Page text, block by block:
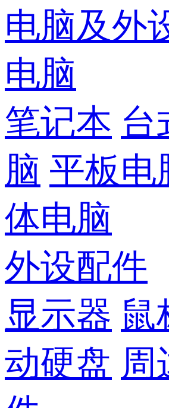
电脑及外
电脑
笔记本 台
脑 平板电
体电脑
外设配件
显示器 鼠
动硬盘 周